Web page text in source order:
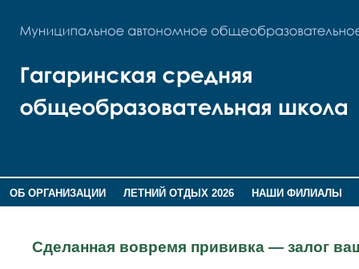
ОБ ОРГАНИЗАЦИИ ЛЕТНИЙ ОТДЫХ 2026
НАШИ ФИЛИАЛЫ
Сделанная вовремя прививка — залог